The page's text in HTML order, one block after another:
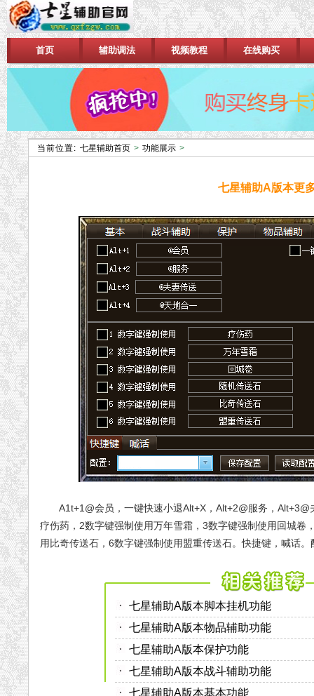
首页 辅助调法 视频教程 在线购买
当前位置: 七星辅助首页 > 功能展示 >
七星辅助A版本更
A1t+1@会员，一键快速小退Alt+X，Alt+2@服务，Alt+3@
疗伤药，2数字键强制使用万年雪霜，3数字键强制使用回城卷
用比奇传送石，6数字键强制使用盟重传送石。快捷键，喊话
七星辅助A版本脚本挂机功能
七星辅助A版本物品辅助功能
七星辅助A版本保护功能
七星辅助A版本战斗辅助功能
七星辅助A版本基本功能